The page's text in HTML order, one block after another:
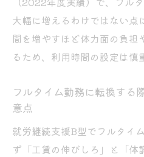
大幅に増えるわけではない点
間を増やすほど体力面の負担
るため、利用時間の設定は慎
フルタイム勤務に転換する
意点
就労継続支援B型でフルタイ
ず「工賃の伸びしろ」と「